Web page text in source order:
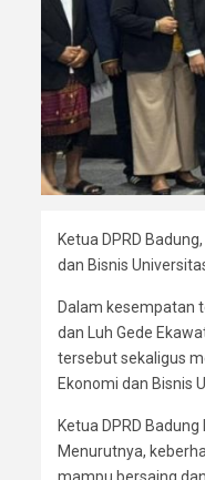
Ketua DPRD
dan Bisnis
Dalam kesempatan
dan Luh Gede
tersebut sekaligus
Ekonomi dan Bisnis
Ketua DPRD
Menurutnya,